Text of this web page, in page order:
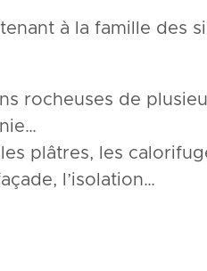
à la famille
rocheuses de
plâtres, les
l’isolation…